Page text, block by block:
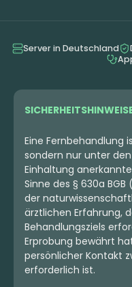
Server in Deutschland
Eine Fernbehandlung
sondern nur unter
Einhaltung
Sinne des § 630a
der
ärztlichen Erfahrung,
Behandlungsziels
Erprobung bewährt
persönlicher Kontakt
erforderlich ist.